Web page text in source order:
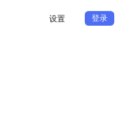
设置 登录